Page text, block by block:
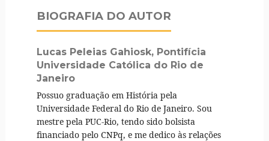
BIOGRAFIA DO AUTOR
Lucas Peleias Gahiosk, Pontifícia
Universidade Católica do Rio de
Janeiro
Possuo graduação em História pela
Universidade Federal do Rio de Janeiro. Sou
mestre pela PUC-Rio, tendo sido bolsista
financiado pelo CNPq, e me dedico às relações